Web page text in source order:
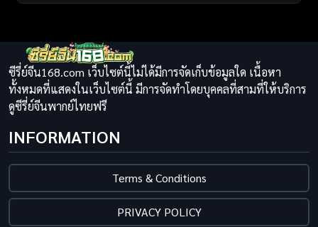
ซีรี่ย์จีน168.com เว็บไซต์นี้ไม่ได้มีการจัดเก็บข้อมูลใด เนื้อหา
ทั้งหมดที่แสดงในเว็บไซต์นี้ มีการจัดทำโดยบุคคลที่สามที่ให้บริการ
ดูซีรี่ย์จีนพากย์ไทยฟรี
INFORMATION
Terms & Conditions
PRIVACY POLICY